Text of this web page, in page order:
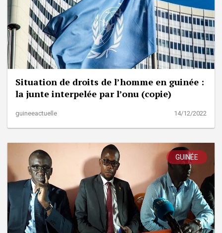
Situation de droits de l’homme en guinée :
la junte interpelée par l’onu (copie)
guineeactuelle 14/12/2022
GUINÉE